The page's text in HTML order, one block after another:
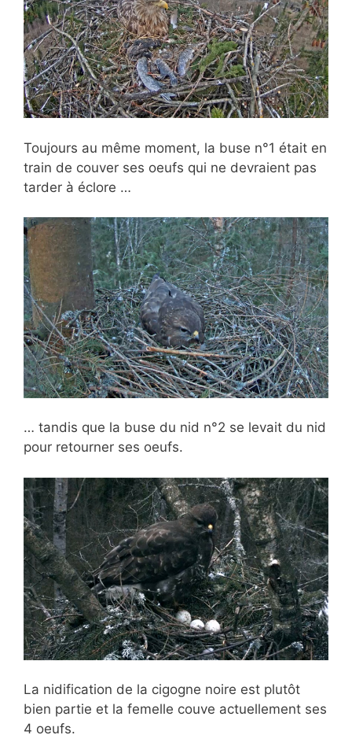
Toujours au même moment, la buse n°1 était en
train de couver ses oeufs qui ne devraient pas
tarder à éclore …
… tandis que la buse du nid n°2 se levait du nid
pour retourner ses oeufs.
La nidification de la cigogne noire est plutôt
bien partie et la femelle couve actuellement ses
4 oeufs.